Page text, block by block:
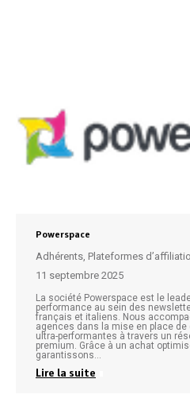
Powerspace
Adhérents, Plateformes
11 septembre 2025
La société Powerspace est le
performance au sein des
français et italiens. Nous
agences dans la mise en place
ultra-performantes à travers un
premium. Grâce à un achat
garantissons…
Lire la suite